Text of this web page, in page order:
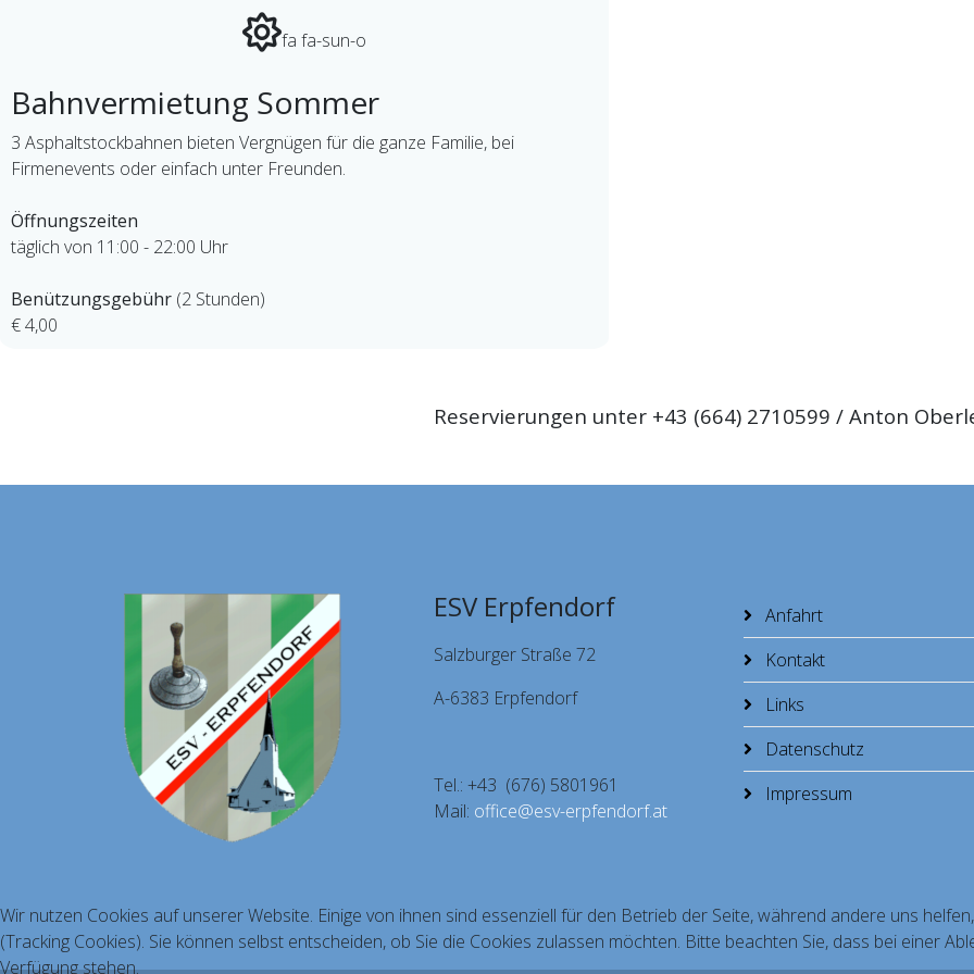
fa fa-sun-o
Bahnvermietung Sommer
3 Asphaltstockbahnen bieten Vergnügen für die ganze Familie, bei
Firmenevents oder einfach unter Freunden.
Öffnungszeiten
täglich von 11:00 - 22:00 Uhr
Benützungsgebühr (2 Stunden)
€ 4,00
Reservierungen unter +43 (664) 2710599 / Anton
ESV Erpfendorf
Salzburger Straße 72
A-6383 Erpfendorf
Tel.: +43 (676) 5801961
Mail: office@esv-erpfendorf.at
Anfahrt
Kontakt
Links
Datenschutz
Impressum
Wir nutzen Cookies auf unserer Website. Einige von ihnen sind essenziell für den Betrieb der Seite, während andere uns
(Tracking Cookies). Sie können selbst entscheiden, ob Sie die Cookies zulassen möchten. Bitte beachten Sie, dass bei einer
Verfügung stehen.